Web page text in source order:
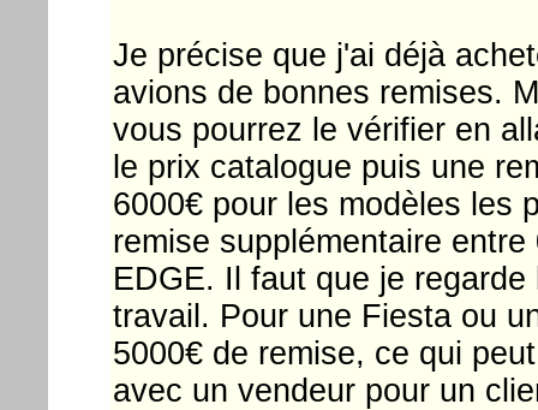
Je précise que j'ai déjà
avions de bonnes remises.
vous pourrez le vérifier en
le prix catalogue puis une
6000€ pour les modèles les
remise supplémentaire
EDGE. Il faut que je
travail. Pour une Fiesta ou
5000€ de remise, ce qui
avec un vendeur pour un